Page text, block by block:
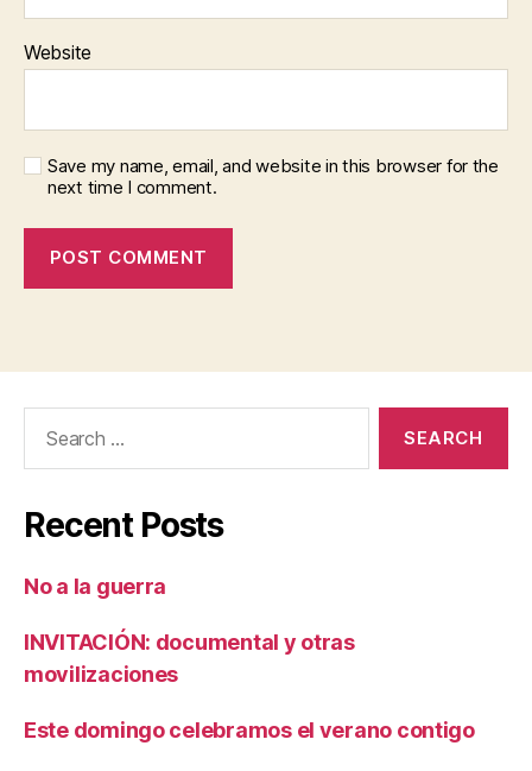
Website
Save my name, email, and website in this browser for the
next time I comment.
Recent Posts
No a la guerra
INVITACIÓN: documental y otras
movilizaciones
Este domingo celebramos el verano contigo